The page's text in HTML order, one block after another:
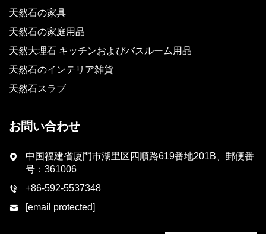
天然石の家具
天然石の家庭用品
天然大理石 キッチンおよびバスルーム用品
天然石のインテリア雑貨
天然石スラブ
お問い合わせ
中国福建省厦門市湖里区四順路619番地201B、郵便番
号：361006
+86-592-5537348
[email protected]